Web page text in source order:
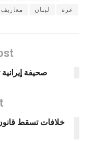
غزة لبنان معاريف
صحيفة
خلافات تسقط